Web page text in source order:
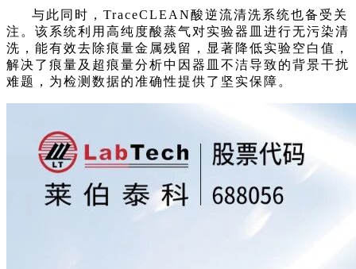
与此同时，TraceCLEAN酸逆流清洗系统也备受关
注。该系统利用高纯度酸蒸气对实验器皿进行无污染清
洗，能有效去除痕量金属残留，显著降低实验空白值，
解决了痕量及超痕量分析中因器皿不洁导致的背景干扰
难题，为检测数据的准确性提供了坚实保障。